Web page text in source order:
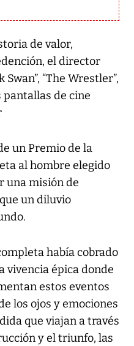
de valor,
el director
“The Wrestler”,
pantallas de cine
un Premio de la
al hombre elegido
una misión de
un diluvio
había cobrado
vivencia épica donde
estos eventos
los ojos y emociones
que viajan a través
y el triunfo, las